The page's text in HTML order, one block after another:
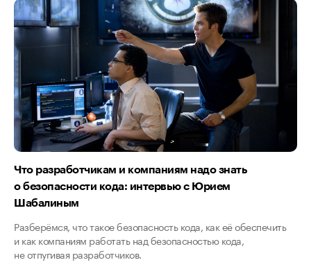
Что разработчикам и компаниям надо знать
о безопасности кода: интервью с Юрием
Шабалиным
Разберёмся, что такое безопасность кода, как её обеспечить
и как компаниям работать над безопасностью кода,
не отпугивая разработчиков.